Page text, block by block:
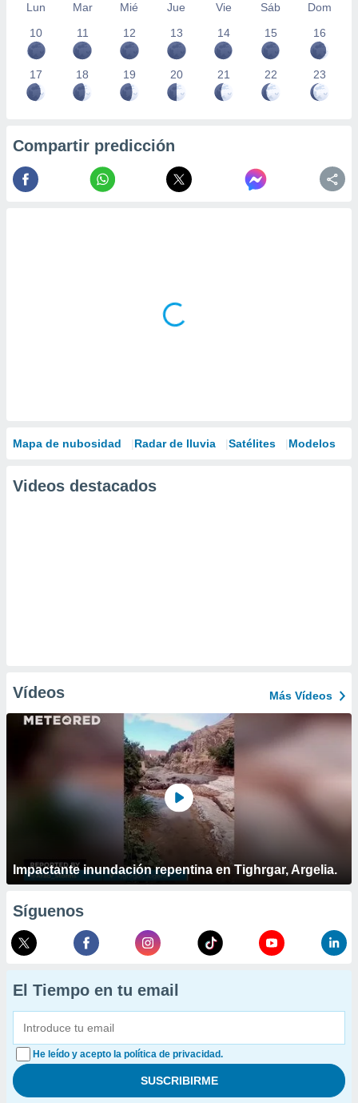
Lun Mar Mié Jue Vie Sáb
Dom
10
11 12 13 14 15 16
17 18 19 20 21 22 23
Compartir predicción
Mapa de nubosidad Radar de lluvia Satélites Modelos
Videos destacados
Vídeos Más Vídeos
Impactante inundación repentina en Tighrgar, Argelia.
Síguenos
El Tiempo en tu email
He leído y acepto la política de privacidad.